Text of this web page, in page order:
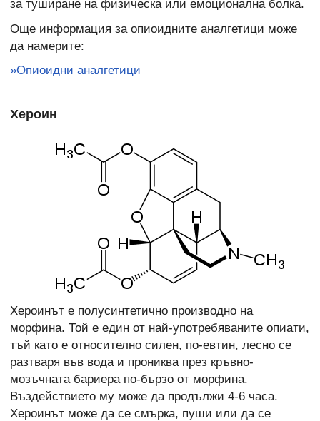
за туширане на физическа или емоционална болка.
Още информация за опиоидните аналгетици може
да намерите:
»Опиоидни аналгетици
Хероин
Хероинът е полусинтетично производно на
морфина. Той е един от най-употребяваните опиати,
тъй като е относително силен, по-евтин, лесно се
разтваря във вода и прониква през кръвно-
мозъчната бариера по-бързо от морфина.
Въздействието му може да продължи 4-6 часа.
Хероинът може да се смърка, пуши или да се